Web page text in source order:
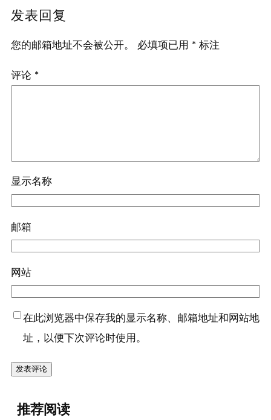
发表回复
您的邮箱地址不会被公开。 必填项已用 * 标注
评论 *
显示名称
邮箱
网站
在此浏览器中保存我的显示名称、邮箱地址和网站地
址，以便下次评论时使用。
推荐阅读